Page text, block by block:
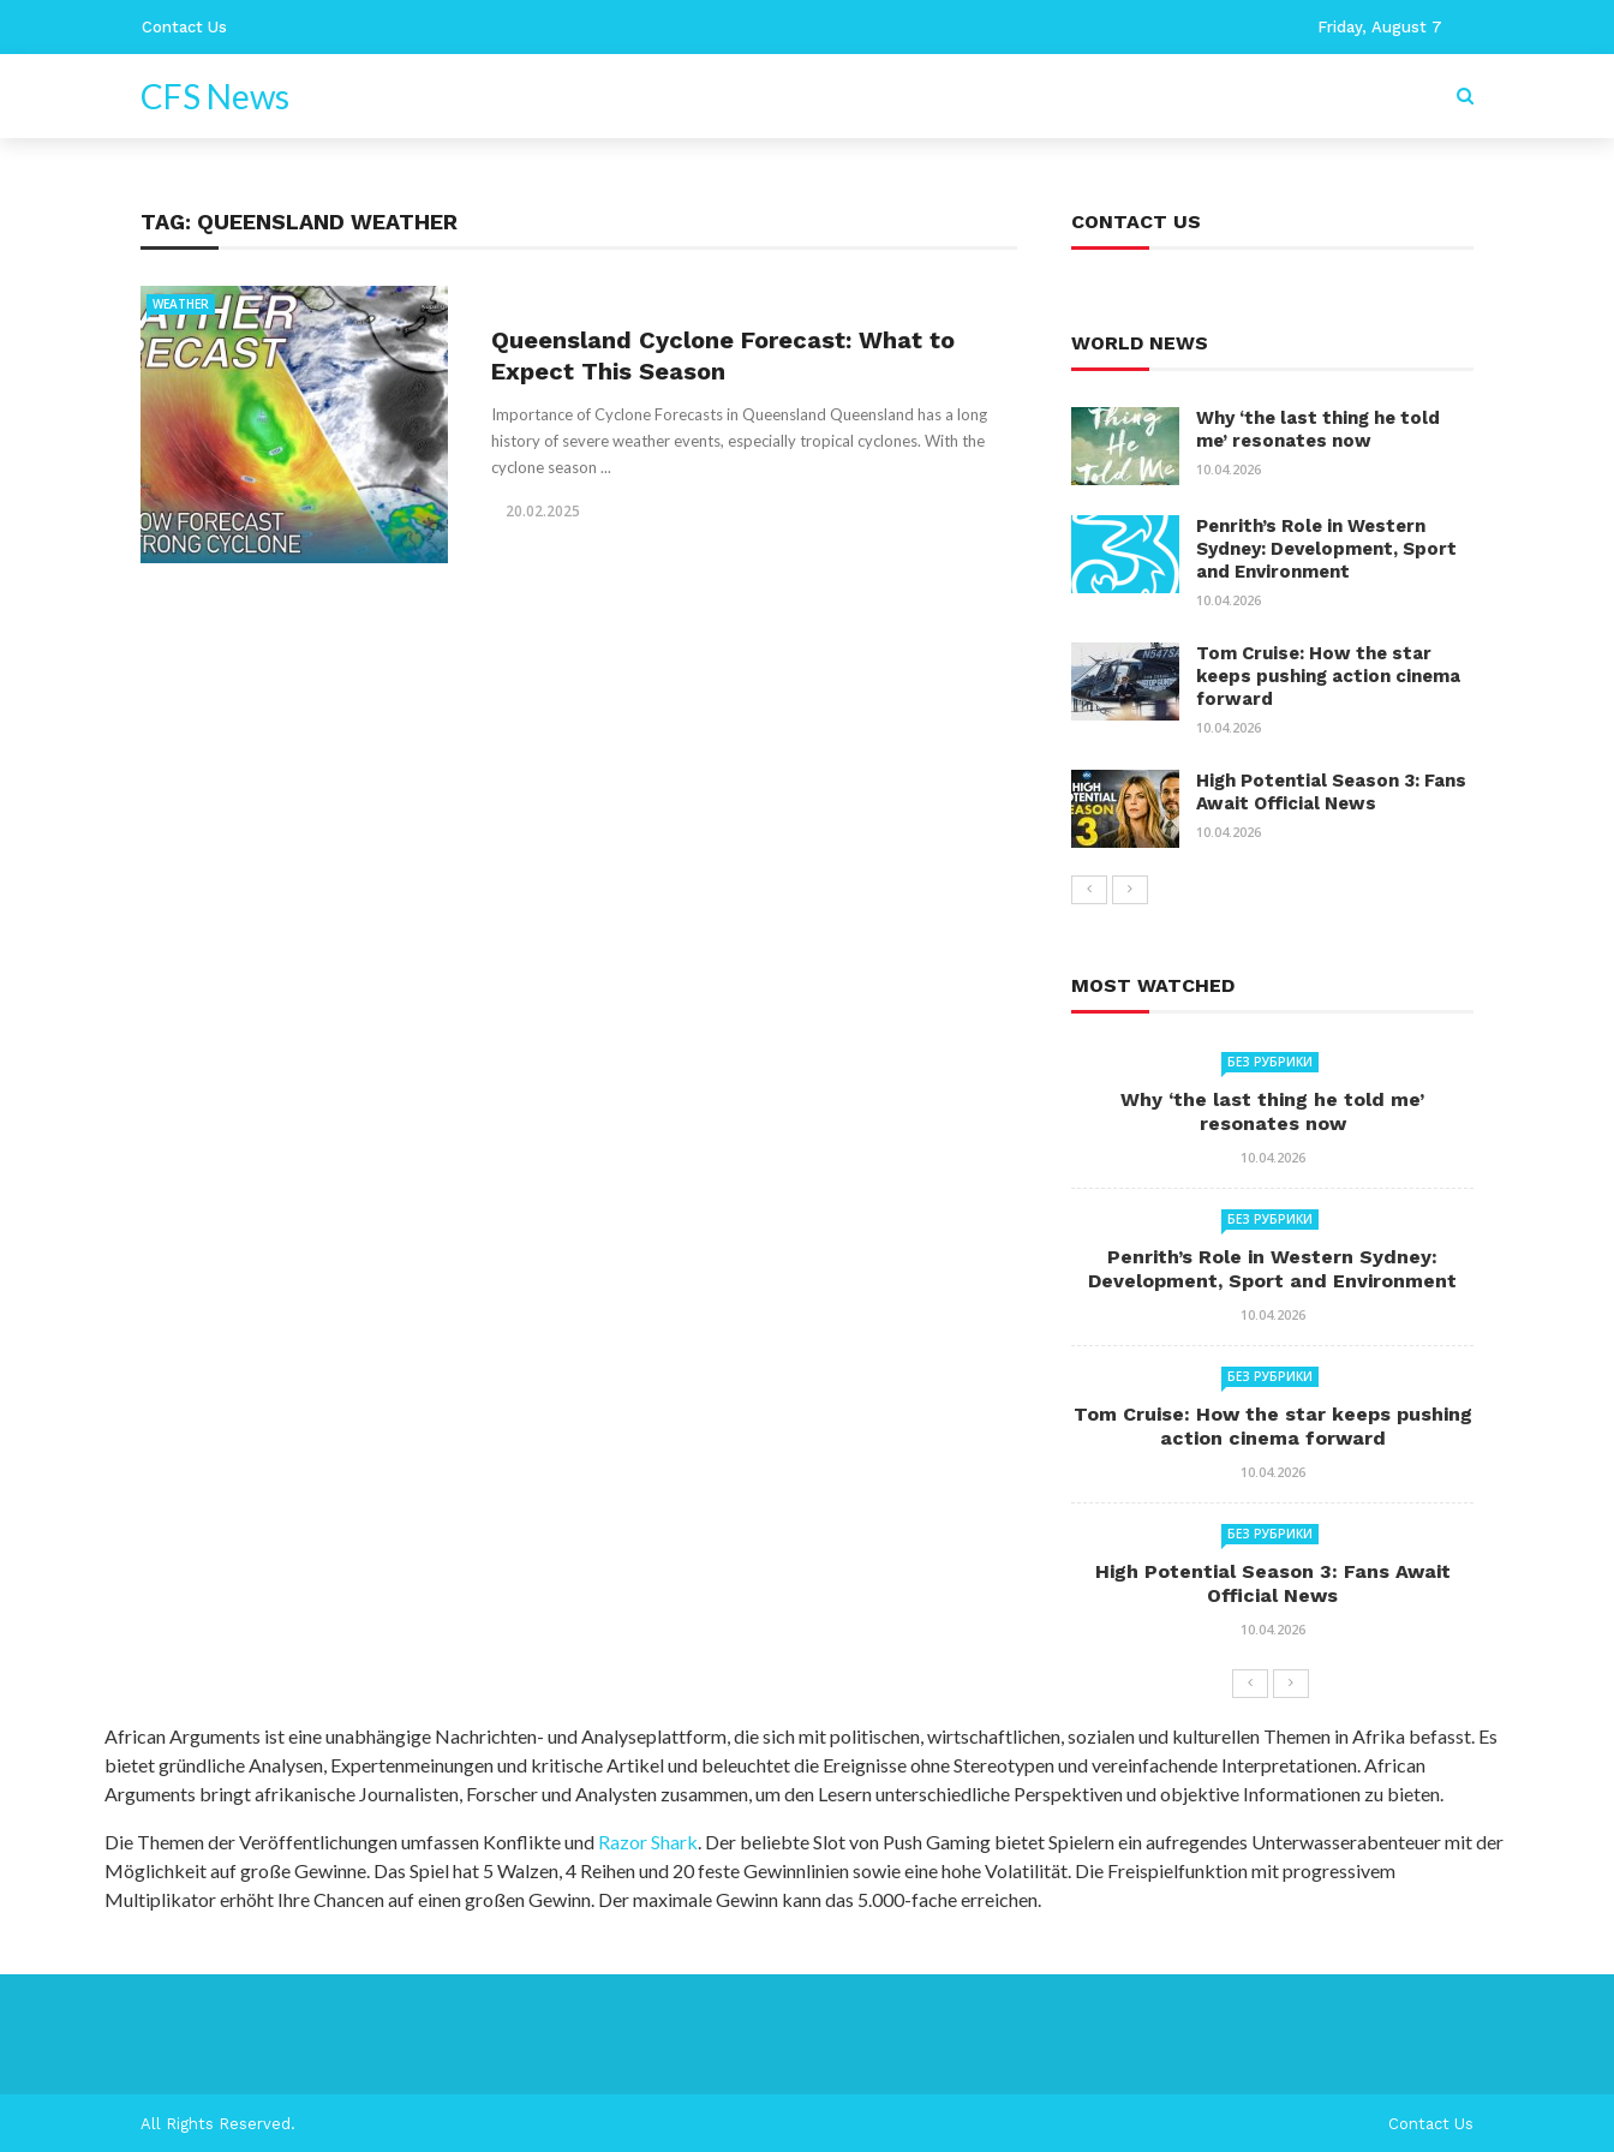
Contact Us Friday, August 7
CFS News
TAG: QUEENSLAND WEATHER
WEATHER
Queensland Cyclone Forecast: What to
Expect This Season
Importance of Cyclone Forecasts in Queensland Queensland has a long
history of severe weather events, especially tropical cyclones. With the
cyclone season ...
20.02.2025
CONTACT US
WORLD NEWS
Why ‘the last thing he told
me’ resonates now
10.04.2026
Penrith’s Role in Western
Sydney: Development, Sport
and Environment
10.04.2026
Tom Cruise: How the star
keeps pushing action cinema
forward
10.04.2026
High Potential Season 3: Fans
Await Official News
10.04.2026
MOST WATCHED
БЕЗ РУБРИКИ
Why ‘the last thing he told me’
resonates now
10.04.2026
БЕЗ РУБРИКИ
Penrith’s Role in Western Sydney:
Development, Sport and Environment
10.04.2026
БЕЗ РУБРИКИ
Tom Cruise: How the star keeps pushing
action cinema forward
10.04.2026
БЕЗ РУБРИКИ
High Potential Season 3: Fans Await
Official News
10.04.2026
African Arguments ist eine unabhängige Nachrichten- und Analyseplattform, die sich mit politischen, wirtschaftlichen, sozialen und kulturellen Themen in Afrika befasst. Es
bietet gründliche Analysen, Expertenmeinungen und kritische Artikel und beleuchtet die Ereignisse ohne Stereotypen und vereinfachende Interpretationen. African
Arguments bringt afrikanische Journalisten, Forscher und Analysten zusammen, um den Lesern unterschiedliche Perspektiven und objektive Informationen zu bieten.
Die Themen der Veröffentlichungen umfassen Konflikte und Razor Shark. Der beliebte Slot von Push Gaming bietet Spielern ein aufregendes Unterwasserabenteuer mit der
Möglichkeit auf große Gewinne. Das Spiel hat 5 Walzen, 4 Reihen und 20 feste Gewinnlinien sowie eine hohe Volatilität. Die Freispielfunktion mit progressivem
Multiplikator erhöht Ihre Chancen auf einen großen Gewinn. Der maximale Gewinn kann das 5.000-fache erreichen.
All Rights Reserved. Contact Us